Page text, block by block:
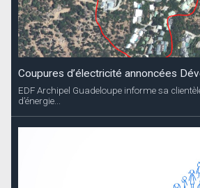
Coupures d’électricité annoncées
EDF Archipel Guadeloupe informe sa
d’énergie...